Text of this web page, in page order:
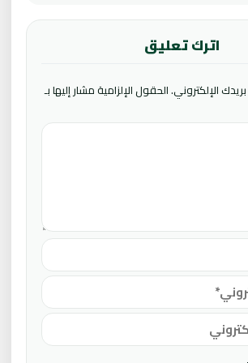
اترك تعليق
الإلكتروني.الحقول الإلزامية مشار إليها بـ